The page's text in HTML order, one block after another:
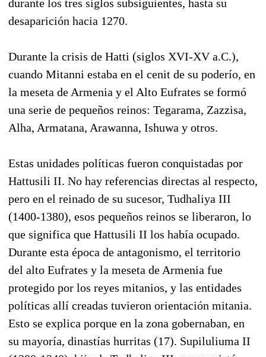
durante los tres siglos subsiguientes, hasta su
desaparición hacia 1270.
Durante la crisis de Hatti (siglos XVI-XV a.C.),
cuando Mitanni estaba en el cenit de su poderío, en
la meseta de Armenia y el Alto Eufrates se formó
una serie de pequeños reinos: Tegarama, Zazzisa,
Alha, Armatana, Arawanna, Ishuwa y otros.
Estas unidades políticas fueron conquistadas por
Hattusili II. No hay referencias directas al respecto,
pero en el reinado de su sucesor, Tudhaliya III
(1400-1380), esos pequeños reinos se liberaron, lo
que significa que Hattusili II los había ocupado.
Durante esta época de antagonismo, el territorio
del alto Eufrates y la meseta de Armenia fue
protegido por los reyes mitanios, y las entidades
políticas allí creadas tuvieron orientación mitania.
Esto se explica porque en la zona gobernaban, en
su mayoría, dinastías hurritas (17). Supiluliuma II